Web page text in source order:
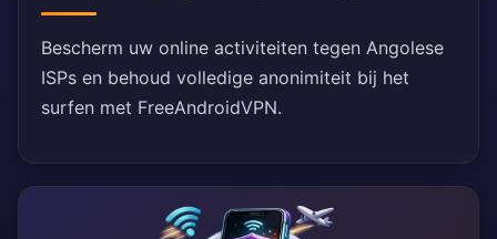
Bescherm uw online activiteiten tegen Angolese
ISPs en behoud volledige anonimiteit bij het
surfen met FreeAndroidVPN.